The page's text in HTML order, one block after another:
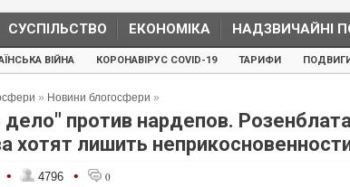
СУСПІЛЬСТВО ЕКОНОМІКА НАДЗВИЧАЙНІ
ВІЙНА КОРОНАВІРУС COVID-19 ТАРИФИ
» Новини блогосфери »
дело" против нардепов.
хотят лишить
• 4796 • 0